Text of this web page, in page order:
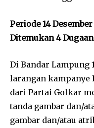
Periode 14
Ditemukan 4
Di Bandar Lampung
larangan kampanye
dari Partai Golkar
tanda gambar dan/
gambar dan/atau